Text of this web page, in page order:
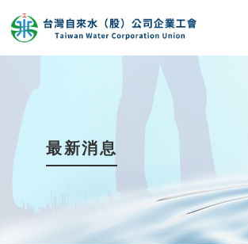
最新消息